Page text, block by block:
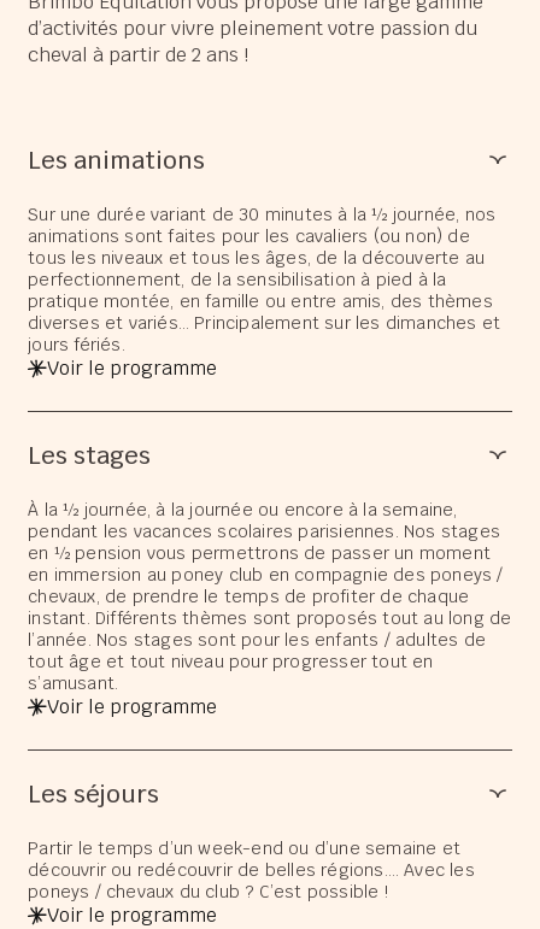
d’activités pour vivre pleinement votre passion du
cheval à partir de 2 ans !
Les animations
Sur une durée variant de 30 minutes à la ½ journée, nos
animations sont faites pour les cavaliers (ou non) de
tous les niveaux et tous les âges, de la découverte au
perfectionnement, de la sensibilisation à pied à la
pratique montée, en famille ou entre amis, des thèmes
diverses et variés… Principalement sur les dimanches et
jours fériés.
Voir le programme
Les stages
À la ½ journée, à la journée ou encore à la semaine,
pendant les vacances scolaires parisiennes. Nos stages
en ½ pension vous permettrons de passer un moment
en immersion au poney club en compagnie des poneys /
chevaux, de prendre le temps de profiter de chaque
instant. Différents thèmes sont proposés tout au long de
l’année. Nos stages sont pour les enfants / adultes de
tout âge et tout niveau pour progresser tout en
s’amusant.
Voir le programme
Les séjours
Partir le temps d’un week-end ou d’une semaine et
découvrir ou redécouvrir de belles régions…. Avec les
poneys / chevaux du club ? C’est possible !
Voir le programme